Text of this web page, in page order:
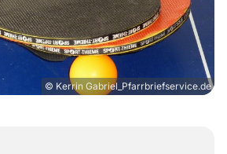
© Kerrin Gabriel_Pfarrbriefservice.de